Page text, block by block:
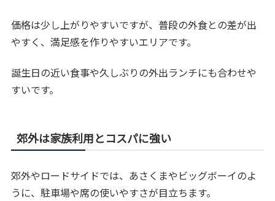
価格は少し上がりやすいですが、普段の外食との差が出
やすく、満足感を作りやすいエリアです。
誕生日の近い食事や久しぶりの外出ランチにも合わせや
すいです。
郊外は家族利用とコスパに強い
郊外やロードサイドでは、あさくまやビッグボーイのよ
うに、駐車場や席の使いやすさが目立ちます。